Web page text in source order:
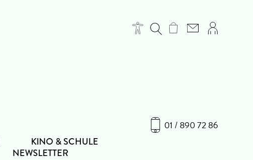
01 / 890 72 86
KINO & SCHULE
NEWSLETTER